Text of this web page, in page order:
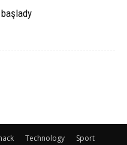
Technology Sport